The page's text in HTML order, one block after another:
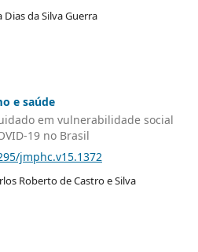
da Silva Guerra
e saúde
em vulnerabilidade social
19 no Brasil
jmphc.v15.1372
Roberto de Castro e Silva